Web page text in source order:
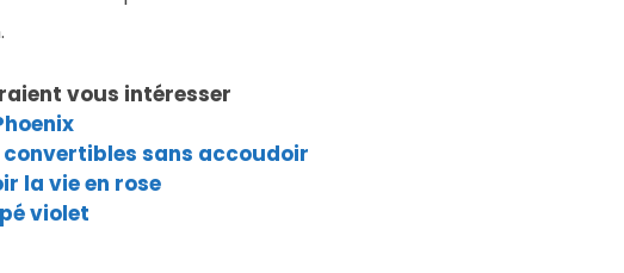
vous intéresser
sans accoudoir
la vie en rose
violet